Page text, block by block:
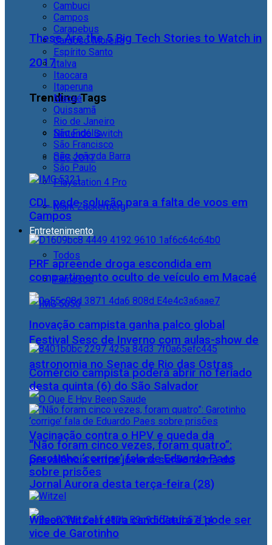
These Are the 5 Big Tech Stories to Watch in
2017
Trending Tags
Nintendo Switch
CES 2017
Playstation 4 Pro
Mark Zuckerberg
Entretenimento
Todos
Famosos
Festival Sesc de Inverno com aulas-show de
astronomia no Senac de Rio das Ostras
Vacinação contra o HPV e queda da
prevalência entre jovens serão tema do
Jornal Aurora desta terça-feira (28)
Cambuci
Campos
Carapebus
Cardoso Moreira
Espírito Santo
Italva
Itaocara
Itaperuna
Macaé
Quissamã
Rio de Janeiro
São Fidélis
São Francisco
São João da Barra
São Paulo
CDL pede solução para a falta de voos em
Campos
PRF apreende droga escondida em
compartimento oculto de veículo em Macaé
Inovação campista ganha palco global
Comércio campista poderá abrir no feriado
desta quinta (6) do São Salvador
“Não foram cinco vezes, foram quatro”:
Garotinho ‘corrige’ fala de Eduardo Paes
sobre prisões
Wilson Witzel retira candidatura e pode ser
vice de Garotinho